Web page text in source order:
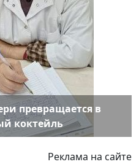
превращается в
коктейль
Реклама на сайте